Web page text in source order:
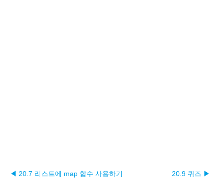
◀ 20.7 리스트에 map 함수 사용하기 20.9 퀴즈 ▶︎